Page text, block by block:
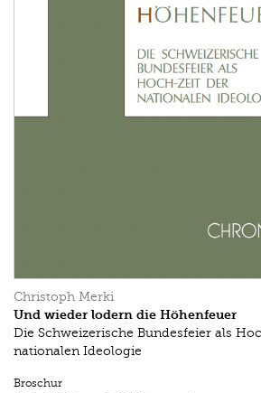
Christoph Merki
Und wieder lodern die Höhenfeuer
Die Schweizerische Bundesfeier als
nationalen Ideologie
Broschur